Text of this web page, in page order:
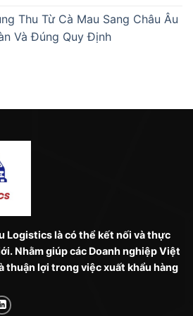
Thu Từ Cà Mau Sang Châu Âu
Và Đúng Quy Định
Logistics là có thể kết nối và thực
Nhằm giúp các Doanh nghiệp Việt
thuận lợi trong việc xuất khẩu hàng